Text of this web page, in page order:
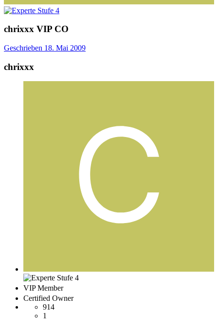
chrixxx VIP CO
Geschrieben 18. Mai 2009
chrixxx
VIP Member
Certified Owner
914
1